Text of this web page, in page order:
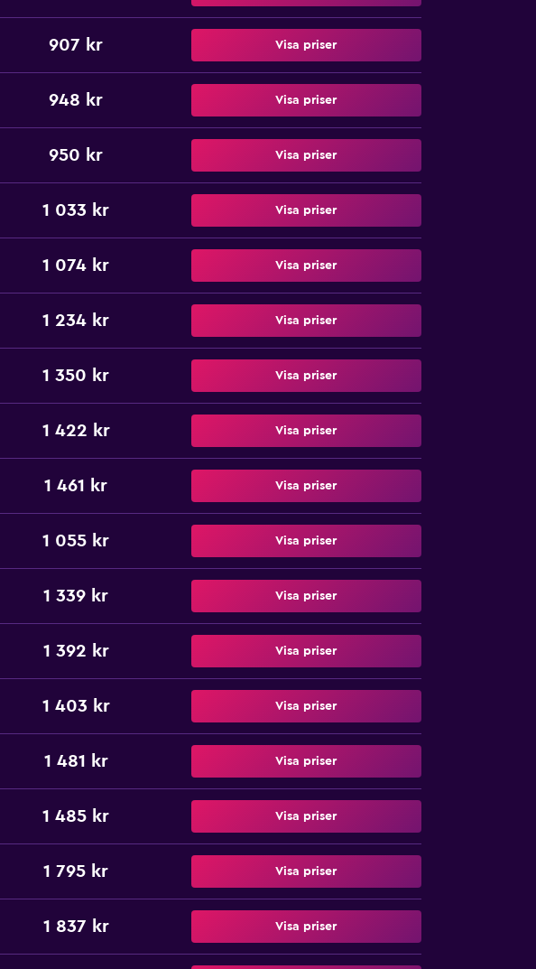
907 kr Visa priser
948 kr Visa priser
950 kr Visa priser
1 033 kr Visa priser
1 074 kr Visa priser
1 234 kr Visa priser
1 350 kr Visa priser
1 422 kr Visa priser
1 461 kr Visa priser
1 055 kr Visa priser
1 339 kr Visa priser
1 392 kr Visa priser
1 403 kr Visa priser
1 481 kr Visa priser
1 485 kr Visa priser
1 795 kr Visa priser
1 837 kr Visa priser